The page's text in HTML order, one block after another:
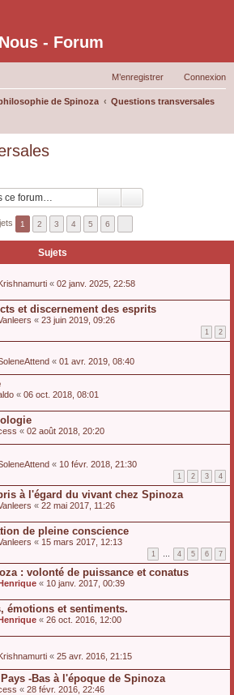
- Forum
Connexion
M’enregistrer
de Spinoza Questions transversales
1 2 3 4 5 6
Sujets
« 02 janv. 2025, 22:58
et discernement des esprits
« 23 juin 2019, 09:26
1 2
« 01 avr. 2019, 08:40
« 06 oct. 2018, 08:01
« 02 août 2018, 20:20
« 10 févr. 2018, 21:30
1 2 3 4
à l'égard du vivant chez Spinoza
« 22 mai 2017, 11:26
de pleine conscience
« 15 mars 2017, 12:13
1 … 4 5 6 7
: volonté de puissance et conatus
« 10 janv. 2017, 00:39
émotions et sentiments.
« 26 oct. 2016, 12:00
« 25 avr. 2016, 21:15
-Bas à l'époque de Spinoza
« 28 févr. 2016, 22:46